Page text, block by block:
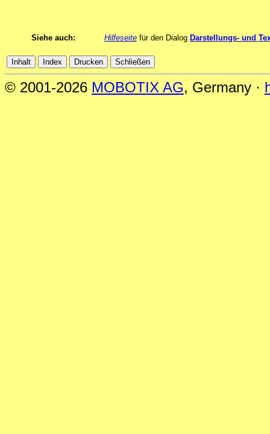
Siehe auch: Hilfeseite für den Dialog Darstellungs- und
© 2001-2026 MOBOTIX AG, Germany ·